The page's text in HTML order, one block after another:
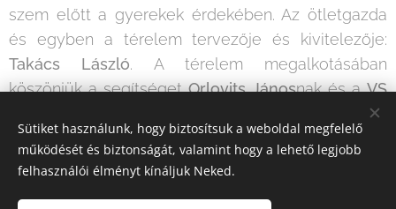
szem előtt a gyerekek érdekében. Az ötletgazda
és egyben a térelem tervezője és kivitelezője:
Takács László. A térelem megalkotásában
köszönjük a segítségetOrlovits Jánosnak és aVS
nak.
Köszönjük a project megvalósítását!
Sütiket használunk, hogy biztosítsuk a weboldal megfelelő
működését és biztonságát, valamint hogy a lehető legjobb
felhasználói élményt kínáljuk Neked.